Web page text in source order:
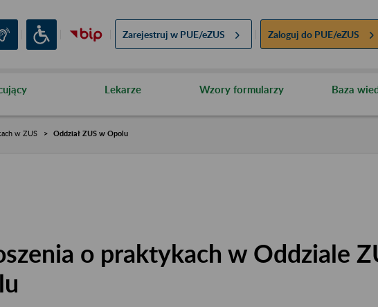
Zarejestruj w PUE/eZUS Zaloguj do PUE/eZUS
Lekarze Wzory formularzy Baza
w ZUS Oddział ZUS w Opolu
o praktykach w Oddziale